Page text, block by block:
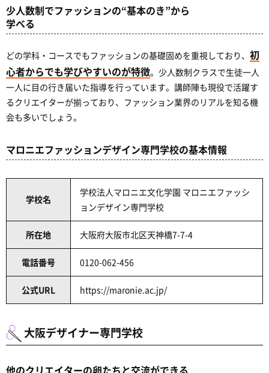
少人数制でファッションの“基本のき”から
学べる
どの学科・コースでもファッションの基礎固めを重視しており、 初
心者からでも学びやすいのが特徴。少人数制クラスで生徒一人
一人に目の行き届いた指導を行っています。講師陣も現役で活躍す
るクリエイターが揃っており、ファッション業界のリアルを知る機
会も多いでしょう。
マロニエファッションデザイン専門学校の基本情報
学校名
学校法人マロニエ文化学園 マロニエファッシ
ョンデザイン専門学校
所在地 大阪府大阪市北区天神橋7-7-4
電話番号 0120-062-456
公式URL https://maronie.ac.jp/
大阪デザイナー専門学校
他のクリエイターの卵たちと交流ができる